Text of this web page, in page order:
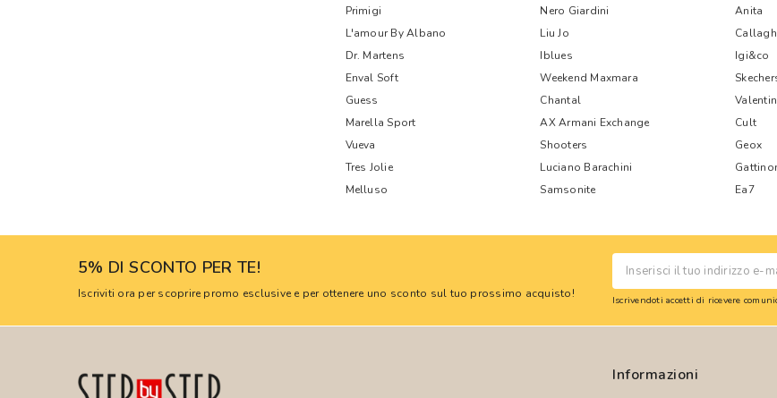
Primigi
Nero Giardini Anita
L'amour By Albano
Liu Jo
Dr. Martens
Iblues Igi&co
Enval Soft
Weekend Maxmara
Guess
Chantal
Marella Sport
AX Armani Exchange Cult
Vueva
Shooters Geox
Tres Jolie
Luciano Barachini
Melluso
Samsonite Ea7
5% DI SCONTO PER TE!
Iscriviti ora per scoprire promo esclusive e per ottenere uno sconto sul tuo prossimo acquisto! Iscrivendoti accetti di ricevere
Informazioni